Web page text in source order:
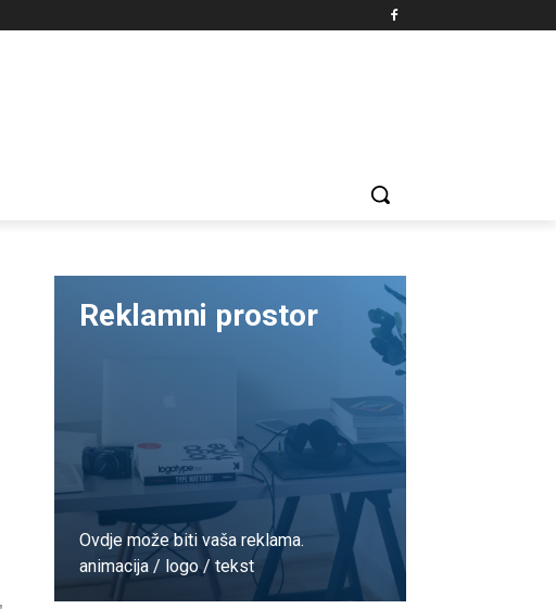
Reklamni prostor
Ovdje može biti vaša reklama.
animacija / logo / tekst